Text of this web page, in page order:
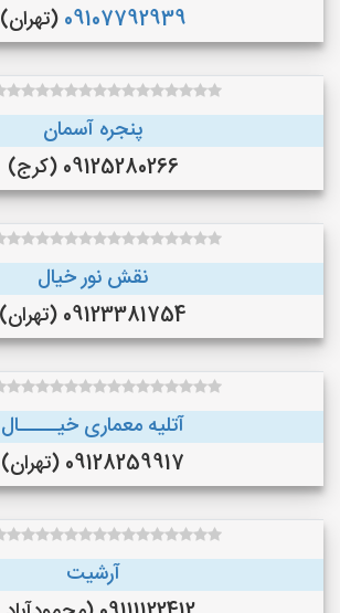
09107792939 (تهران)
پنجره آسمان
09125280266 (کرج)
نقش نور خیال
09123381754 (تهران)
آتلیه معماری خیـــــال
09128259917 (تهران)
آرشیت